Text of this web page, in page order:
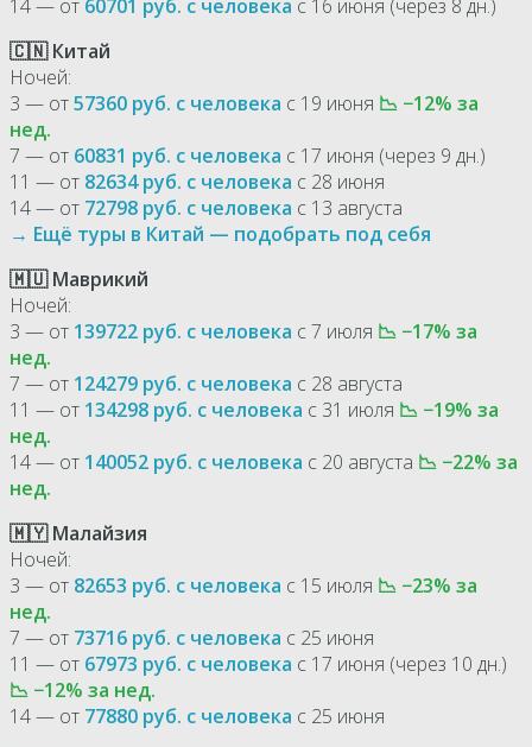
14 — от 60701 руб. с человека с 16 июня (через 8 дн.)
🇨🇳 Китай
Ночей:
3 — от57360 руб. с человека с 19 июня 📉 −12% за
нед.
7 — от 60831 руб. с человека с 17 июня (через 9 дн.)
11 — от 82634 руб. с человека с 28 июня
14 — от 72798 руб. с человека с 13 августа
→ Ещё туры в Китай — подобрать под себя
🇲🇺 Маврикий
Ночей:
3 — от 139722 руб. с человека с 7 июля 📉 −17% за
нед.
7 — от 124279 руб. с человека с 28 августа
11 — от 134298 руб. с человека с 31 июля 📉 −19% за
нед.
14 — от 140052 руб. с человека с 20 августа 📉 −22% за
нед.
🇲🇾 Малайзия
Ночей:
3 — от 82653 руб. с человека с 15 июля 📉 −23% за
нед.
7 — от 73716 руб. с человека с 25 июня
11 — от 67973 руб. с человека с 17 июня (через 10 дн.)
📉 −12% за нед.
14 — от 77880 руб. с человека с 25 июня